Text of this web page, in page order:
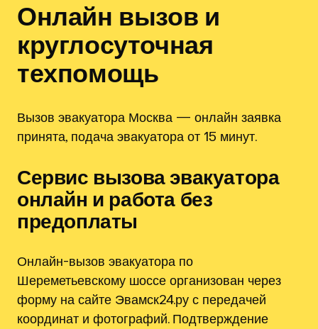
Онлайн вызов и
круглосуточная
техпомощь
Вызов эвакуатора Москва — онлайн заявка
принята, подача эвакуатора от 15 минут.
Сервис вызова эвакуатора
онлайн и работа без
предоплаты
Онлайн-вызов эвакуатора по
Шереметьевскому шоссе организован через
форму на сайте Эвамск24.ру с передачей
координат и фотографий. Подтверждение